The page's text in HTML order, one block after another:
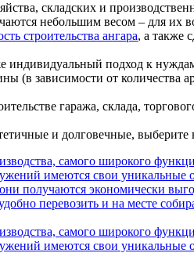
складских и
небольшим весом – для их
строительства ангара, а также
подход к
(в зависимости от
гаража, склада,
и долговечные,